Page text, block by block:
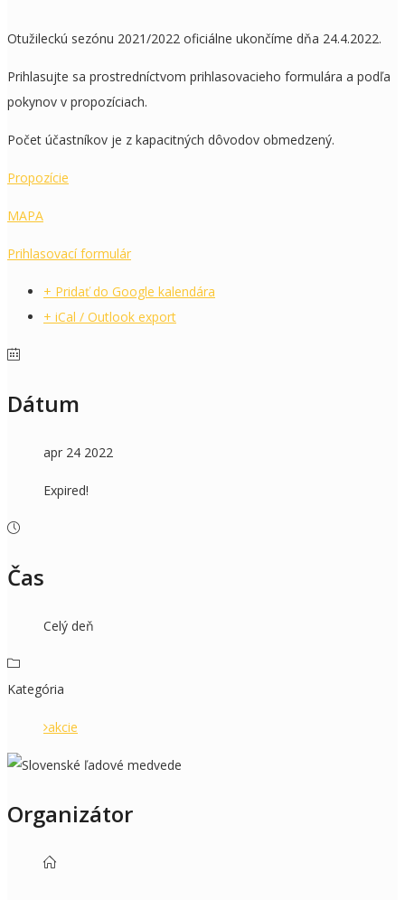
Otužileckú sezónu 2021/2022 oficiálne ukončíme dňa 24.4.2022.
Prihlasujte sa prostredníctvom prihlasovacieho formulára a podľa
pokynov v propozíciach.
Počet účastníkov je z kapacitných dôvodov obmedzený.
Propozície
MAPA
Prihlasovací formulár
+ Pridať do Google kalendára
+ iCal / Outlook export
Dátum
apr 24 2022
Expired!
Čas
Celý deň
Kategória
akcie
Organizátor